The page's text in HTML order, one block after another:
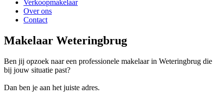
Verkoopmakelaar
Over ons
Contact
Makelaar Weteringbrug
Ben jij opzoek naar een professionele makelaar in Weteringbrug die
bij jouw situatie past?
Dan ben je aan het juiste adres.